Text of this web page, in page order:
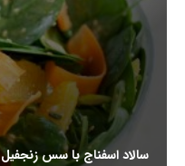
سالاد اسفناج با سس زنجفیل